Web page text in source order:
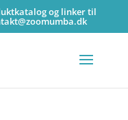
og linker til